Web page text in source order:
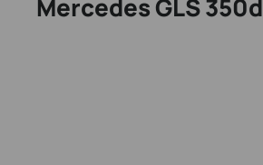
Mercedes GLS 350d